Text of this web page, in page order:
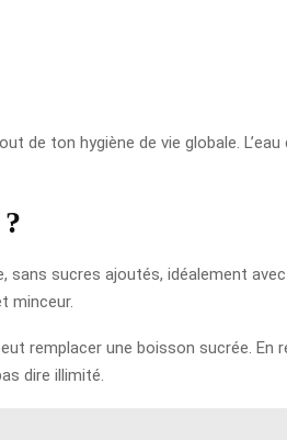
de ton hygiène de vie globale.
sans sucres ajoutés, idéalement
minceur.
remplacer une boisson sucrée. En
dire illimité.